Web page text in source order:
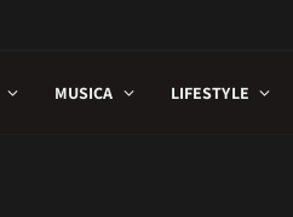
MUSICA LIFESTYLE